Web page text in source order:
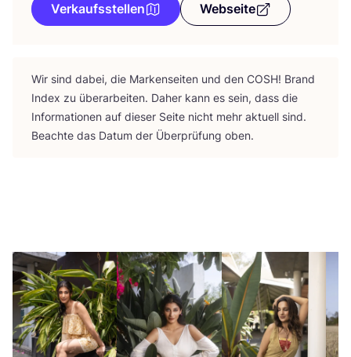
Verkaufsstellen
Webseite
Wir sind dabei, die Mar­ken­sei­ten und den COSH! Brand
Index zu über­ar­bei­ten. Daher kann es sein, dass die
Infor­ma­tio­nen auf die­ser Sei­te nicht mehr aktu­ell sind.
Beach­te das Datum der Über­prü­fung oben.